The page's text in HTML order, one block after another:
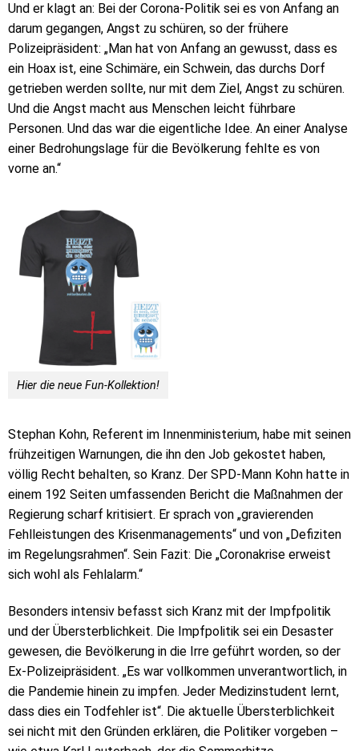
Und er klagt an: Bei der Corona-Politik sei es von Anfang an
darum gegangen, Angst zu schüren, so der frühere
Polizeipräsident: „Man hat von Anfang an gewusst, dass es
ein Hoax ist, eine Schimäre, ein Schwein, das durchs Dorf
getrieben werden sollte, nur mit dem Ziel, Angst zu schüren.
Und die Angst macht aus Menschen leicht führbare
Personen. Und das war die eigentliche Idee. An einer Analyse
einer Bedrohungslage für die Bevölkerung fehlte es von
vorne an.“
Hier die neue Fun-Kollektion!
Stephan Kohn, Referent im Innenministerium, habe mit seinen
frühzeitigen Warnungen, die ihn den Job gekostet haben,
völlig Recht behalten, so Kranz. Der SPD-Mann Kohn hatte in
einem 192 Seiten umfassenden Bericht die Maßnahmen der
Regierung scharf kritisiert. Er sprach von „gravierenden
Fehlleistungen des Krisenmanagements“ und von „Defiziten
im Regelungsrahmen“. Sein Fazit: Die „Coronakrise erweist
sich wohl als Fehlalarm.“
Besonders intensiv befasst sich Kranz mit der Impfpolitik
und der Übersterblichkeit. Die Impfpolitik sei ein Desaster
gewesen, die Bevölkerung in die Irre geführt worden, so der
Ex-Polizeipräsident. „Es war vollkommen unverantwortlich, in
die Pandemie hinein zu impfen. Jeder Medizinstudent lernt,
dass dies ein Todfehler ist“. Die aktuelle Übersterblichkeit
sei nicht mit den Gründen erklären, die Politiker vorgeben –